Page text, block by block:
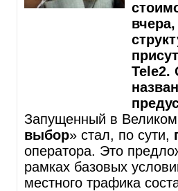
Tele2.
Запущенный в
выбор» стал, по сути,
оператора. Это
рамках базовых
местного трафика